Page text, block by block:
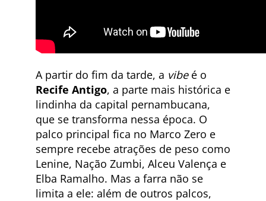
A partir do fim da tarde, a vibeé o
Recife Antigo, a parte mais histórica e
lindinha da capital pernambucana,
que se transforma nessa época. O
palco principal fica no Marco Zero e
sempre recebe atrações de peso como
Lenine, Nação Zumbi, Alceu Valença e
Elba Ramalho. Mas a farra não se
limita a ele: além de outros palcos,